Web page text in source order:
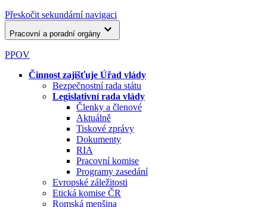
Přeskočit sekundární navigaci
Pracovní a poradní orgány
PPOV
Činnost zajišťuje Úřad vlády
Bezpečnostní rada státu
Legislativní rada vlády
Členky a členové
Aktuálně
Tiskové zprávy
Dokumenty
RIA
Pracovní komise
Programy zasedání
Evropské záležitosti
Etická komise ČR
Romská menšina